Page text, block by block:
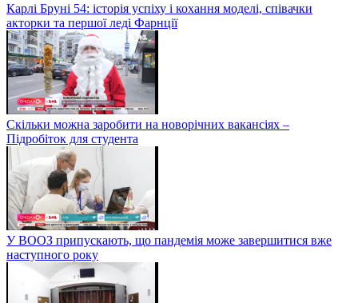
Карлі Бруні 54: історія успіху і кохання моделі, співачки
акторки та першої леді Фарнції
Скільки можна заробити на новорічних вакансіях –
Підробіток для студента
У ВООЗ припускають, що пандемія може завершитися вже
наступного року